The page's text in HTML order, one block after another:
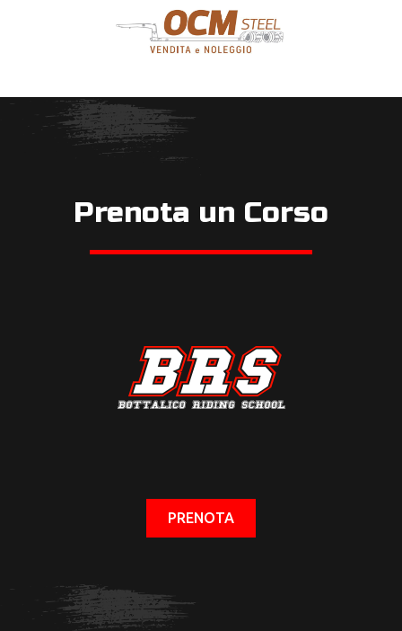
Prenota un Corso
PRENOTA